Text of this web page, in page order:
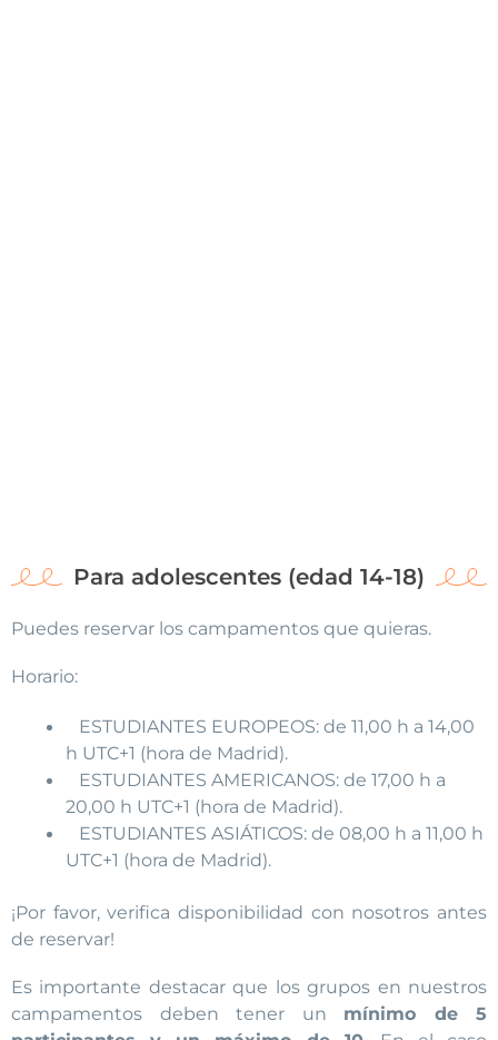
Para adolescentes (edad 14-18)
Puedes reservar los campamentos que quieras.
Horario:
ESTUDIANTES EUROPEOS: de 11,00 h a 14,00
h UTC+1 (hora de Madrid).
ESTUDIANTES AMERICANOS: de 17,00 h a
20,00 h UTC+1 (hora de Madrid).
ESTUDIANTES ASIÁTICOS: de 08,00 h a 11,00 h
UTC+1 (hora de Madrid).
¡Por favor, verifica disponibilidad con nosotros antes
de reservar!
Es importante destacar que los grupos en nuestros
campamentos deben tener un mínimo de 5